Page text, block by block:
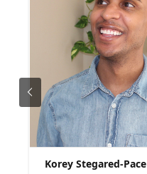
Korey Stegared-Pace